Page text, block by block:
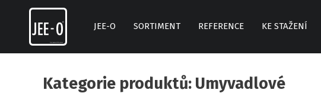
JEE-O SORTIMENT REFERENCE KE STAŽENÍ
Kategorie produktů: Umyvadlové